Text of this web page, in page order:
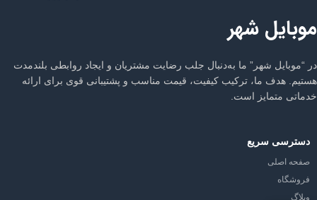
موبایل شهر
در “موبایل شهر” ما به‌دنبال جلب رضایت مشتریان و ایجاد روابطی بلندمدت
هستیم. هدف ما، ترکیب کیفیت، قیمت مناسب و پشتیبانی قوی برای ارائه
خدماتی متمایز است.
دسترسی سریع
صفحه اصلی
فروشگاه
وبلاگ